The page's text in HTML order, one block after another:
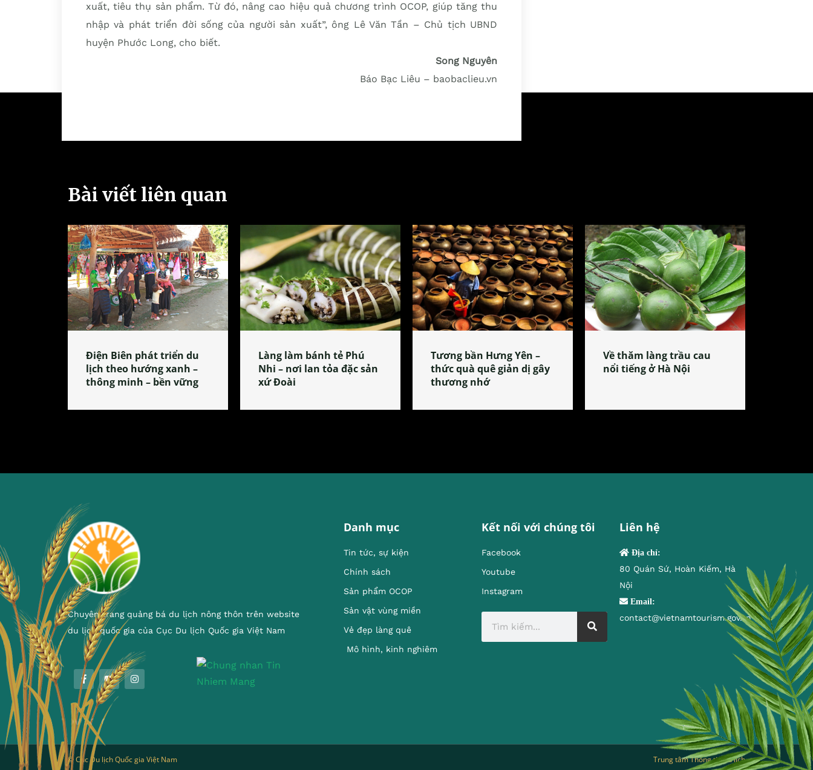
xuất, tiêu thụ sản phẩm. Từ đó, nâng cao hiệu quả chương trình OCOP, giúp tăng thu
nhập và phát triển đời sống của người sản xuất”, ông Lê Văn Tần – Chủ tịch UBND
huyện Phước Long, cho biết.
Song Nguyên
Báo Bạc Liêu – baobaclieu.vn
Bài viết liên quan
Điện Biên phát triển du
lịch theo hướng xanh –
thông minh – bền vững
Làng làm bánh tẻ Phú
Nhi – nơi lan tỏa đặc sản
xứ Đoài
Tương bần Hưng Yên –
thức quà quê giản dị gây
thương nhớ
Về thăm làng trầu cau
nổi tiếng ở Hà Nội
Chuyên trang quảng bá du lịch nông thôn trên website
du lịch quốc gia của Cục Du lịch Quốc gia Việt Nam
Danh mục
Tin tức, sự kiện
Chính sách
Sản phẩm OCOP
Sản vật vùng miền
Vẻ đẹp làng quê
Mô hình, kinh nghiêm
Kết nối với chúng tôi
Facebook
Youtube
Instagram
Liên hệ
Địa chỉ:
80 Quán Sứ, Hoàn Kiếm, Hà
Nội
Email:
contact@vietnamtourism.gov.vn
© Cục Du lịch Quốc gia Việt Nam Trung tâm Thông tin du lịch